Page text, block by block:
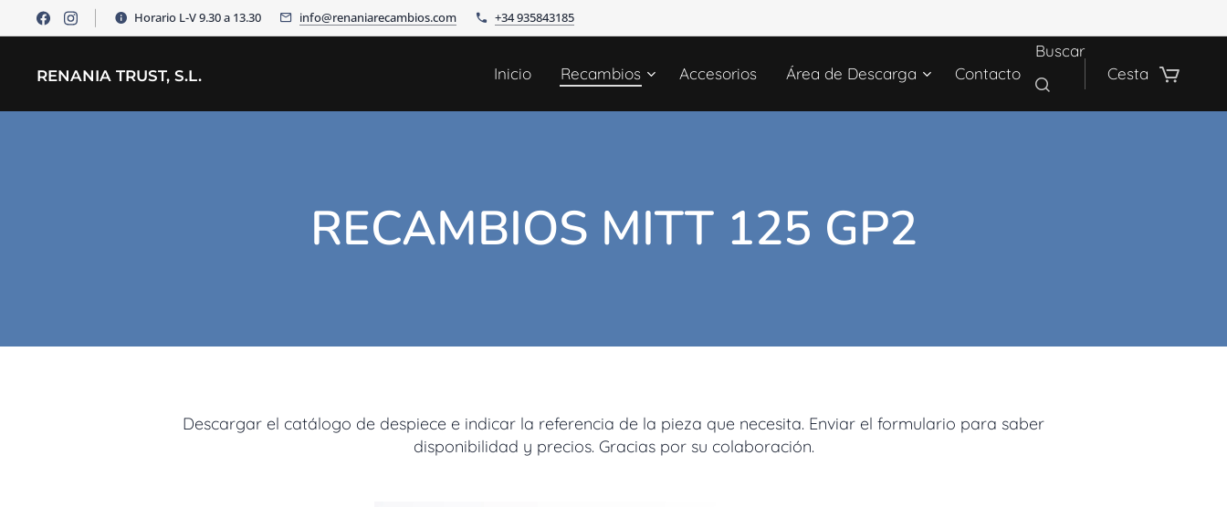
Horario L-V 9.30 a 13.30 info@renaniarecambios.com +34 935843185
RENANIA TRUST, S.L. Inicio Recambios Accesorios Área de Descarga Contacto
Buscar
Cesta
RECAMBIOS MITT 125 GP2
Descargar el catálogo de despiece e indicar la referencia de la pieza que necesita. Enviar el formulario para saber
disponibilidad y precios. Gracias por su colaboración.